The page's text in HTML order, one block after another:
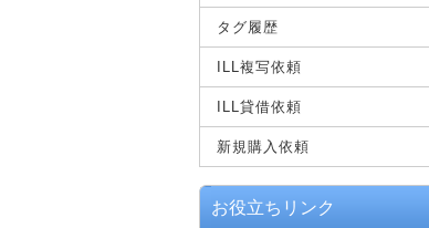
タグ履歴
ILL複写依頼
ILL貸借依頼
新規購入依頼
お役立ちリンク